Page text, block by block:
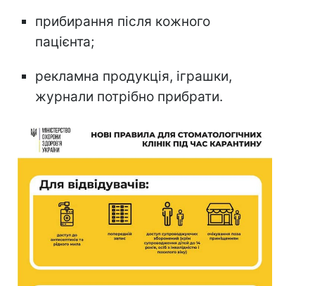
прибирання після кожного
пацієнта;
рекламна продукція, іграшки,
журнали потрібно прибрати.